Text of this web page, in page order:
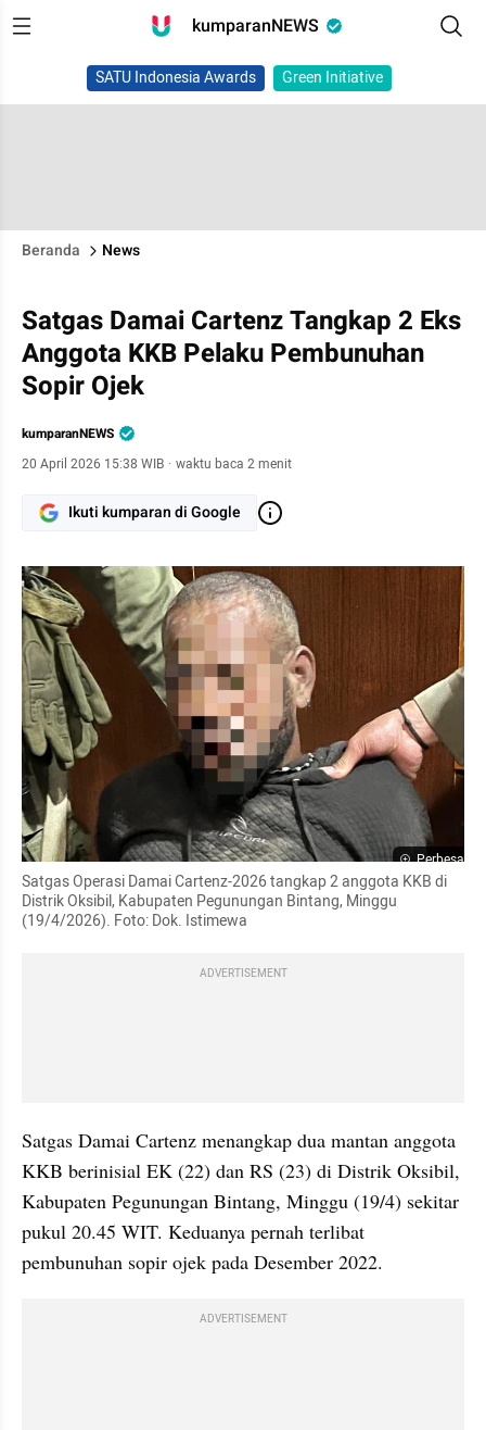
kumparanNEWS
SATU Indonesia Awards Green Initiative
Beranda News
Satgas Damai Cartenz Tangkap 2 Eks
Anggota KKB Pelaku Pembunuhan
Sopir Ojek
kumparanNEWS
20 April 2026 15:38 WIB · waktu baca 2 menit
Ikuti kumparan di Google
Perbesar
Satgas Operasi Damai Cartenz-2026 tangkap 2 anggota KKB di
Distrik Oksibil, Kabupaten Pegunungan Bintang, Minggu
(19/4/2026). Foto: Dok. Istimewa
ADVERTISEMENT
Satgas Damai Cartenz menangkap dua mantan anggota
KKB berinisial EK (22) dan RS (23) di Distrik Oksibil,
Kabupaten Pegunungan Bintang, Minggu (19/4) sekitar
pukul 20.45 WIT. Keduanya pernah terlibat
pembunuhan sopir ojek pada Desember 2022.
ADVERTISEMENT